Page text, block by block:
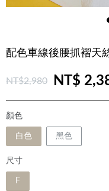
配色車線後腰抓褶天
NT$2,980 NT$
顏色
白色 黑色
尺寸
F